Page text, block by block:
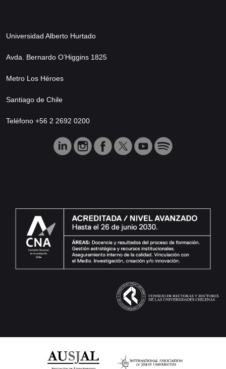
Universidad Alberto Hurtado
Avda. Bernardo O’Higgins 1825
Metro Los Héroes
Santiago de Chile
Teléfono +56 2 2692 0200